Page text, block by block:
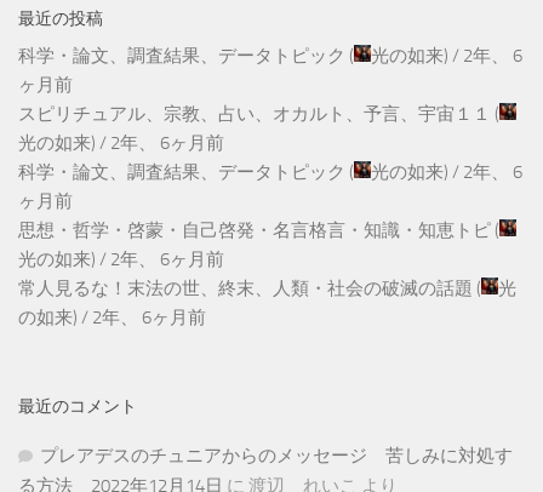
最近の投稿
科学・論文、調査結果、データトピック ( 光の如来) / 2年、 6
ヶ月前
スピリチュアル、宗教、占い、オカルト、予言、宇宙１１ (
光の如来) / 2年、 6ヶ月前
科学・論文、調査結果、データトピック ( 光の如来) / 2年、 6
ヶ月前
思想・哲学・啓蒙・自己啓発・名言格言・知識・知恵トピ (
光の如来) / 2年、 6ヶ月前
常人見るな！末法の世、終末、人類・社会の破滅の話題 (
光
の如来) / 2年、 6ヶ月前
最近のコメント
プレアデスのチュニアからのメッセージ 苦しみに対処す
る方法 2022年12月14日 に 渡辺 れいこ より